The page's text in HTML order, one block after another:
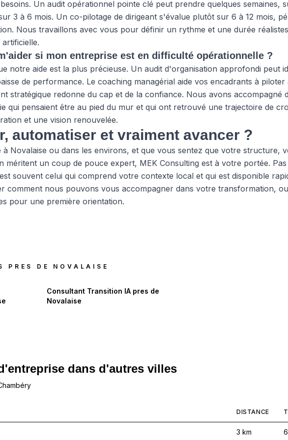
Un audit opérationnel pointe clé peut prendre quelques semaines,
3 à 6 mois. Un co-pilotage de dirigeant s'évalue plutôt sur 6 à 12 mois,
Nous travaillons avec vous pour définir un rythme et une durée
si mon entreprise est en difficulté opérationnelle ?
notre aide est la plus précieuse. Un audit d'organisation approfondi peut
de performance. Le coaching managérial aide vos encadrants à piloter
stratégique redonne du cap et de la confiance. Nous avons accompagné
qui pensaient être au pied du mur et qui ont retrouvé une trajectoire de
et une vision renouvelée.
automatiser et vraiment avancer ?
Novalaise ou dans les environs, et que vous sentez que votre structure,
méritent un coup de pouce expert, MEK Consulting est à votre portée. Pas
souvent celui qui comprend votre contexte local et qui est disponible
comment nous pouvons vous accompagner dans votre transformation, ou
pour une première orientation.
PRES DE NOVALAISE
Consultant Transition IApres de
Novalaise
dans d'autres villes
DISTANCE
3 km 6